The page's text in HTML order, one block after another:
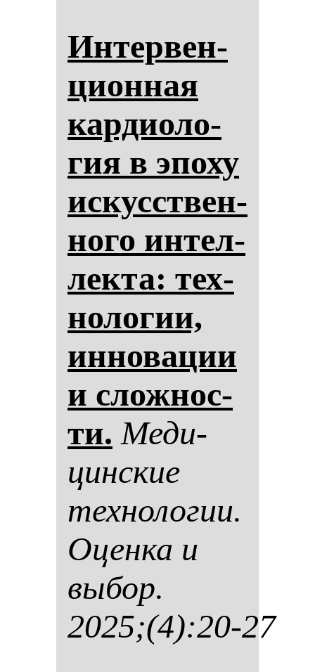
Ин­тер­вен­
ци­он­ная
кар­ди­оло­
гия в эпо­ху
ис­кусствен­
но­го ин­тел­
лек­та: тех­
но­ло­гии,
ин­но­ва­ции
и слож­нос­
ти. Ме­ди­
цин­ские
тех­но­ло­гии.
Оцен­ка и
вы­бор.
2025;(4):20-27